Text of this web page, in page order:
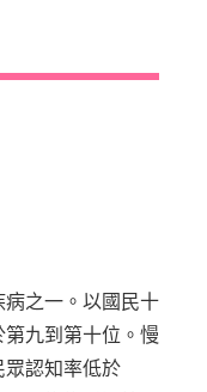
之一。以國民十
九到第十位。慢
眾認知率低於